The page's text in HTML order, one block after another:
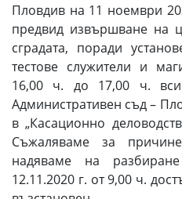
Пловдив на 11 ноември
предвид извършване на
сградата, поради
тестове служители и
16,00 ч. до 17,00 ч.
Административен съд –
в „Касационно
Съжаляваме за
надяваме на
12.11.2020 г. от 9,00 ч.